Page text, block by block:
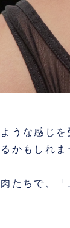
うな感じ
かもしれま
たちで、